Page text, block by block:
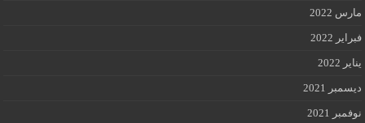
مارس 2022
فبراير 2022
يناير 2022
ديسمبر 2021
نوفمبر 2021